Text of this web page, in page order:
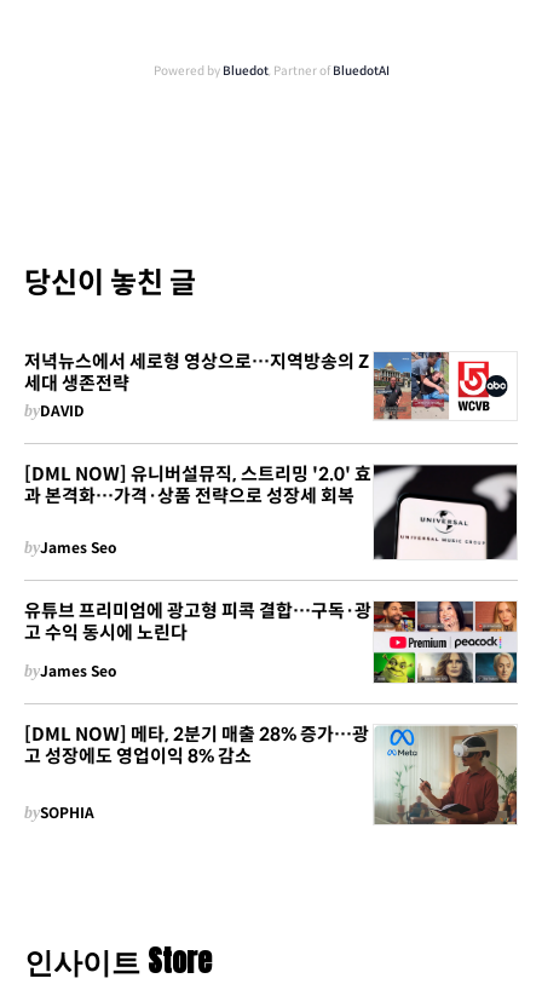
Powered by Bluedot, Partner of BluedotAI
당신이 놓친 글
저녁뉴스에서 세로형 영상으로…지역방송의 Z
세대 생존전략
byDAVID
[DML NOW] 유니버설뮤직, 스트리밍 '2.0' 효
과 본격화…가격·상품 전략으로 성장세 회복
byJames Seo
유튜브 프리미엄에 광고형 피콕 결합…구독·광
고 수익 동시에 노린다
byJames Seo
[DML NOW] 메타, 2분기 매출 28% 증가…광
고 성장에도 영업이익 8% 감소
bySOPHIA
인사이트 Store